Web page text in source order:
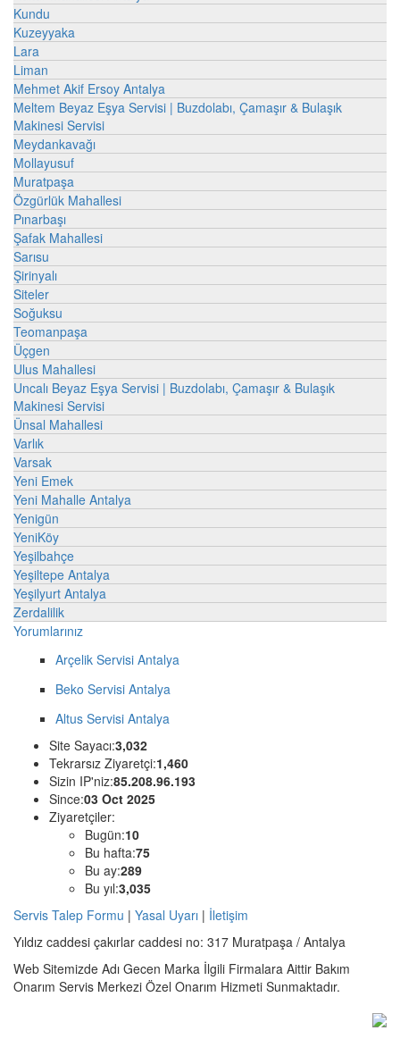
Kundu
Kuzeyyaka
Lara
Liman
Mehmet Akif Ersoy Antalya
Meltem Beyaz Eşya Servisi | Buzdolabı, Çamaşır & Bulaşık
Makinesi Servisi
Meydankavağı
Mollayusuf
Muratpaşa
Özgürlük Mahallesi
Pınarbaşı
Şafak Mahallesi
Sarısu
Şirinyalı
Siteler
Soğuksu
Teomanpaşa
Üçgen
Ulus Mahallesi
Uncalı Beyaz Eşya Servisi | Buzdolabı, Çamaşır & Bulaşık
Makinesi Servisi
Ünsal Mahallesi
Varlık
Varsak
Yeni Emek
Yeni Mahalle Antalya
Yenigün
YeniKöy
Yeşilbahçe
Yeşiltepe Antalya
Yeşilyurt Antalya
Zerdalilik
Yorumlarınız
Arçelik Servisi Antalya
Beko Servisi Antalya
Altus Servisi Antalya
Site Sayacı:3,032
Tekrarsız Ziyaretçi:1,460
Sizin IP'niz:85.208.96.193
Since:03 Oct 2025
Ziyaretçiler:
Bugün:10
Bu hafta:75
Bu ay:289
Bu yıl:3,035
Servis Talep Formu | Yasal Uyarı | İletişim
Yıldız caddesi çakırlar caddesi no: 317 Muratpaşa / Antalya
Web Sitemizde Adı Gecen Marka İlgili Firmalara Aittir Bakım
Onarım Servis Merkezi Özel Onarım Hizmeti Sunmaktadır.